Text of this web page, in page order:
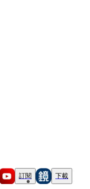
訂閱 下載